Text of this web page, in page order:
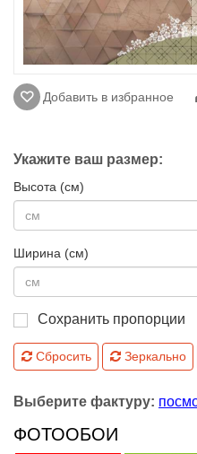
Добавить в избранное
Укажите ваш размер:
Высота (см)
Ширина (см)
Сохранить пропорции
Сбросить Зеркально
Выберите фактуру:
ФОТООБОИ